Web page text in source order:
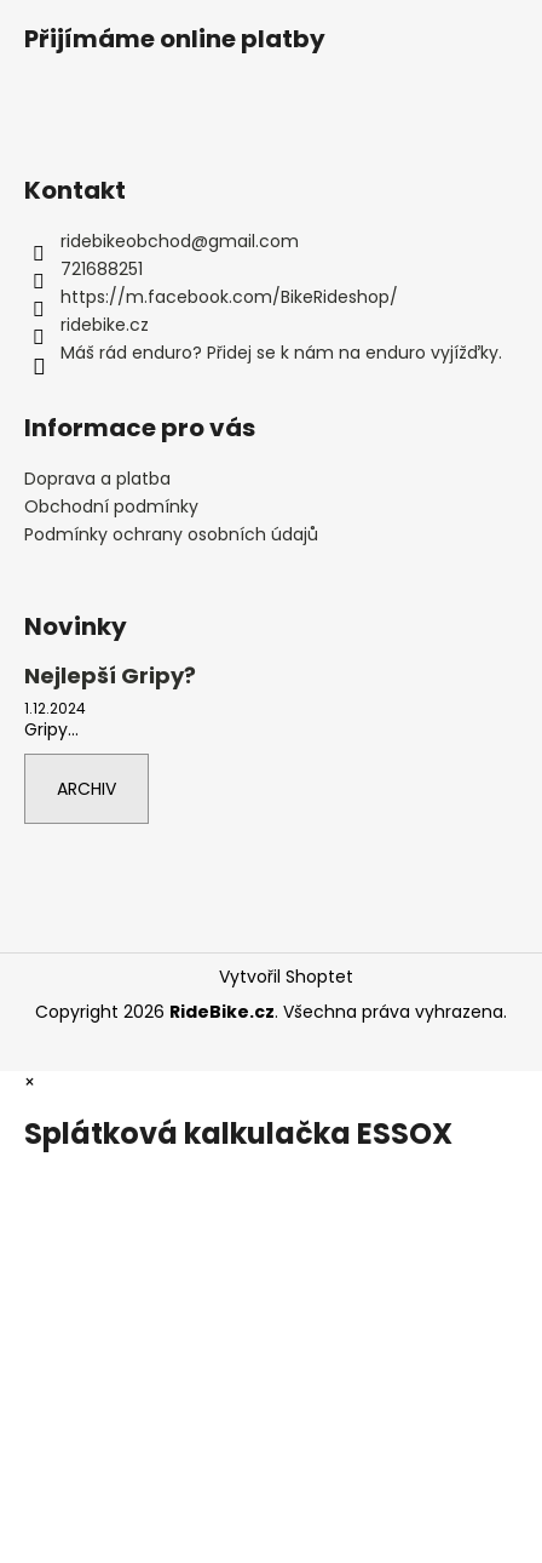
Přijímáme online platby
Kontakt
ridebikeobchod@gmail.com
721688251
https://m.facebook.com/BikeRideshop/
ridebike.cz
Máš rád enduro? Přidej se k nám na enduro vyjížďky.
Informace pro vás
Doprava a platba
Obchodní podmínky
Podmínky ochrany osobních údajů
Novinky
Nejlepší Gripy?
1.12.2024
Gripy...
ARCHIV
Vytvořil Shoptet
Copyright 2026 RideBike.cz. Všechna práva vyhrazena.
×
Splátková kalkulačka ESSOX